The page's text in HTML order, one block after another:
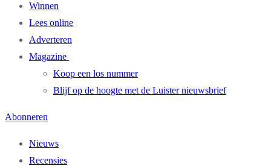
Winnen
Lees online
Adverteren
Magazine
Koop een los nummer
Blijf op de hoogte met de Luister nieuwsbrief
Abonneren
Nieuws
Recensies